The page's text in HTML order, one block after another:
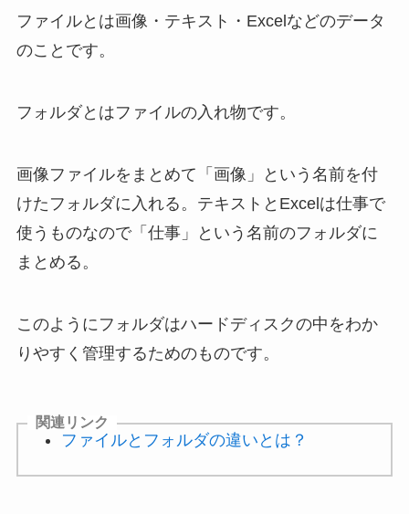
ファイルとは画像・テキスト・Excelなどのデータ
のことです。
フォルダとはファイルの入れ物です。
画像ファイルをまとめて「画像」という名前を付
けたフォルダに入れる。テキストとExcelは仕事で
使うものなので「仕事」という名前のフォルダに
まとめる。
このようにフォルダはハードディスクの中をわか
りやすく管理するためのものです。
関連リンク
ファイルとフォルダの違いとは？